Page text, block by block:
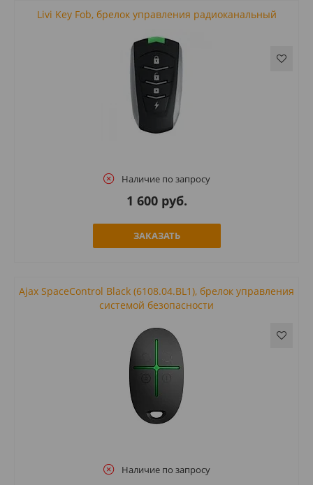
Livi Key Fob, брелок управления радиоканальный
Наличие по запросу
1 600 руб.
ЗАКАЗАТЬ
Ajax SpaceControl Black (6108.04.BL1), брелок управления
системой безопасности
Наличие по запросу